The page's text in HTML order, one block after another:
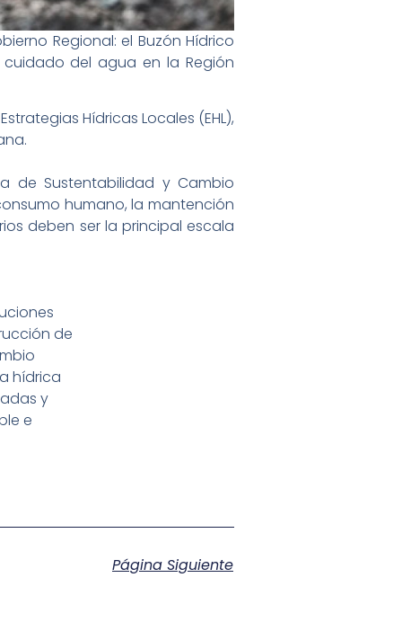
Regional: el Buzón Hídrico
del agua en la Región
Hídricas Locales (EHL),
de Sustentabilidad y Cambio
humano, la mantención
deben ser la principal escala
de
hídrica
y
e
Página Siguiente